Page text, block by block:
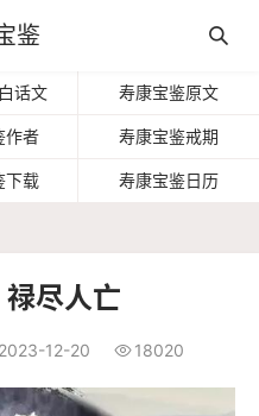
鉴 
话文 寿康宝鉴原文
作者 寿康宝鉴戒期
下载 寿康宝鉴日历
尽人亡
2023-12-20  18020